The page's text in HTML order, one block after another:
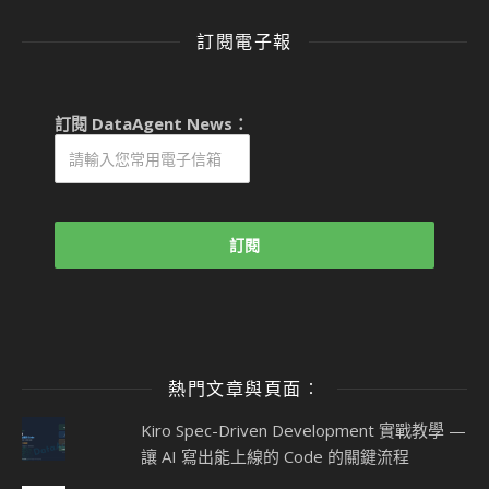
訂閱電子報
訂閱 DataAgent News：
熱門文章與頁面︰
Kiro Spec-Driven Development 實戰教學 —
讓 AI 寫出能上線的 Code 的關鍵流程